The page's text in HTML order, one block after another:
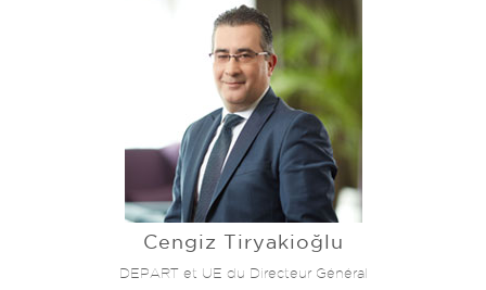
Cengiz Tiryakioğlu
DEPART et UE du Directeur Général